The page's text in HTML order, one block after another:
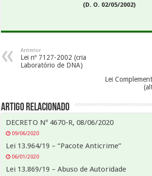
(D. O. 02/05/2002)
Anterior
Lei nº 7127-2002 (cria
Laboratório de DNA)
Lei
Artigo Relacionado
DECRETO Nº 4670-R, 08/06/2020
09/06/2020
Lei 13.964/19 – “Pacote Anticrime”
06/01/2020
Lei 13.869/19 – Abuso de Autoridade